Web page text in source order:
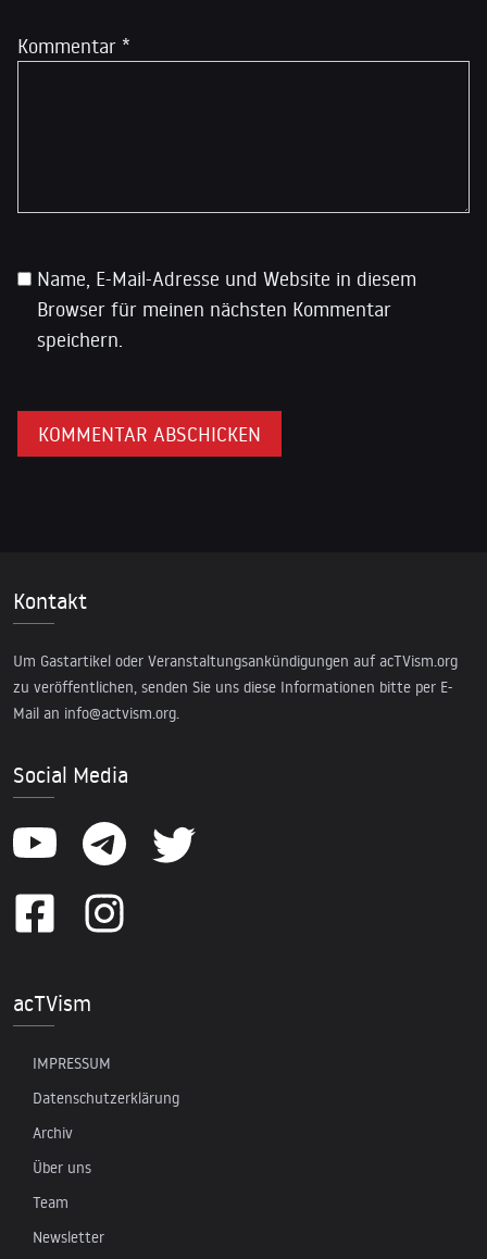
Kommentar *
Name, E-Mail-Adresse und Website in diesem
Browser für meinen nächsten Kommentar
speichern.
Kontakt
Um Gastartikel oder Veranstaltungsankündigungen auf acTVism.org
zu veröffentlichen, senden Sie uns diese Informationen bitte per E-
Mail an info@actvism.org.
Social Media
acTVism
IMPRESSUM
Datenschutzerklärung
Archiv
Über uns
Team
Newsletter